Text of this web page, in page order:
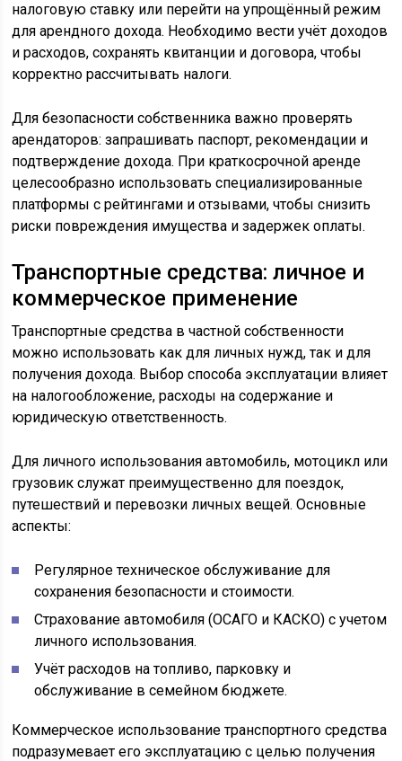
налоговую ставку или перейти на упрощённый режим
для арендного дохода. Необходимо вести учёт доходов
и расходов, сохранять квитанции и договора, чтобы
корректно рассчитывать налоги.
Для безопасности собственника важно проверять
арендаторов: запрашивать паспорт, рекомендации и
подтверждение дохода. При краткосрочной аренде
целесообразно использовать специализированные
платформы с рейтингами и отзывами, чтобы снизить
риски повреждения имущества и задержек оплаты.
Транспортные средства: личное и
коммерческое применение
Транспортные средства в частной собственности
можно использовать как для личных нужд, так и для
получения дохода. Выбор способа эксплуатации влияет
на налогообложение, расходы на содержание и
юридическую ответственность.
Для личного использования автомобиль, мотоцикл или
грузовик служат преимущественно для поездок,
путешествий и перевозки личных вещей. Основные
аспекты:
Регулярное техническое обслуживание для
сохранения безопасности и стоимости.
Страхование автомобиля (ОСАГО и КАСКО) с учетом
личного использования.
Учёт расходов на топливо, парковку и
обслуживание в семейном бюджете.
Коммерческое использование транспортного средства
подразумевает его эксплуатацию с целью получения